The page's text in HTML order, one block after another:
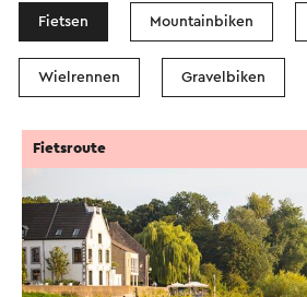
Fietsen Mountainbiken
Wielrennen Gravelbiken
Fietsroute